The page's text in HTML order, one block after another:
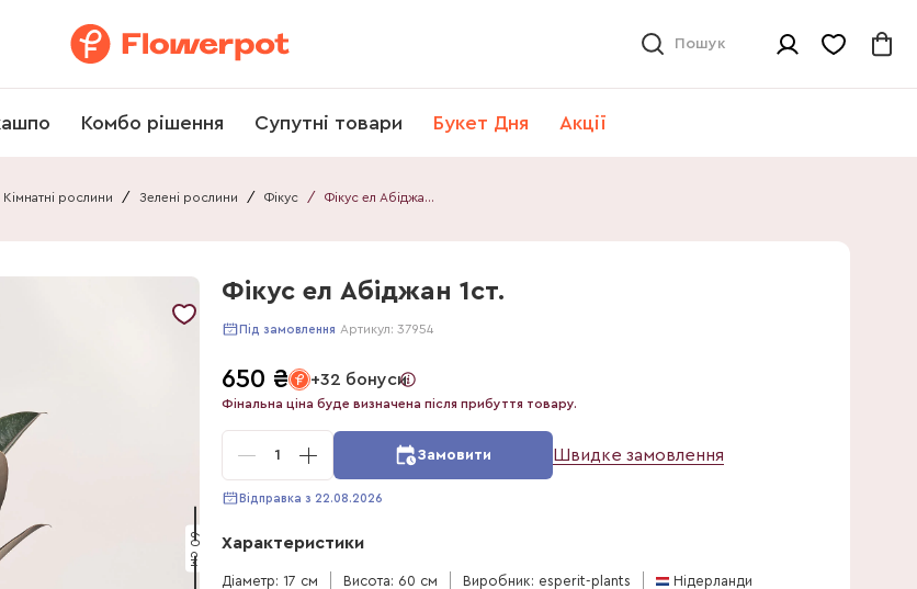
Пошук
Комбо рішення Супутні товари Букет Дня Акції
Кімнатні рослини / Зелені рослини / Фікус / Фікус ел Абіджан 1ст.
60 см
Фікус ел Абіджан 1ст.
Під замовлення Артикул: 37954
650 ₴ +32 бонуси
Фінальна ціна буде визначена після прибуття товару.
1 Замовити Швидке замовлення
Відправка з 22.08.2026
Характеристики
Діаметр: 17 см Висота: 60 см Виробник: esperit-plants Нідерланди